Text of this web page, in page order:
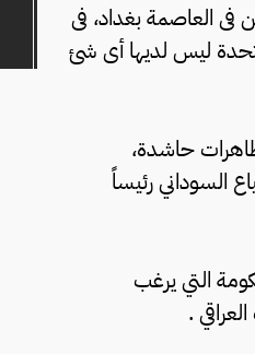
فى العاصمة بغداد، فى
ليس لديها أى شئ
حاشدة،
السوداني رئيساً
التي يرغب
.